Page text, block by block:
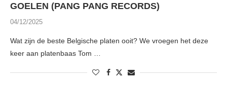
GOELEN (PANG PANG RECORDS)
04/12/2025
Wat zijn de beste Belgische platen ooit? We vroegen het deze
keer aan platenbaas Tom …